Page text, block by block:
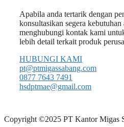
Apabila anda tertarik dengan
konsultasikan segera kebutuhan
menghubungi kontak kami
lebih detail terkait produk
HUBUNGI KAMI
pt@ptmigassabang.com
0877 7643 7491
hsdptmae@gmail.com
Copyright ©2025 PT Kantor Migas